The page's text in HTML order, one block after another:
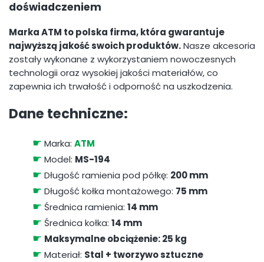
doświadczeniem
Marka ATM to polska firma, która gwarantuje
najwyższą jakość swoich produktów.Nasze akcesoria
zostały wykonane z wykorzystaniem nowoczesnych
technologii oraz wysokiej jakości materiałów, co
zapewnia ich trwałość i odporność na uszkodzenia.
Dane techniczne:
☛ Marka: ATM
☛ Model: MS-194
☛ Długość ramienia pod półkę: 200 mm
☛ Długość kołka montażowego: 75 mm
☛ Średnica ramienia: 14 mm
☛ Średnica kołka: 14 mm
☛ Maksymalne obciążenie: 25 kg
☛ Materiał: Stal + tworzywo sztuczne